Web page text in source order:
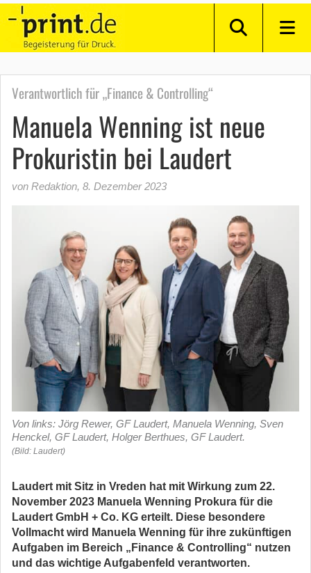
Verantwortlich für „Finance & Controlling“
Manuela Wenning ist neue
Prokuristin bei Laudert
von Redaktion, 8. Dezember 2023
Von links: Jörg Rewer, GF Laudert, Manuela Wenning, Sven
Henckel, GF Laudert, Holger Berthues, GF Laudert.
(Bild: Laudert)
Laudert mit Sitz in Vreden hat mit Wirkung zum 22.
November 2023 Manuela Wenning Prokura für die
Laudert GmbH + Co. KG erteilt. Diese besondere
Vollmacht wird Manuela Wenning für ihre zukünftigen
Aufgaben im Bereich „Finance & Controlling“ nutzen
und das wichtige Aufgabenfeld verantworten.